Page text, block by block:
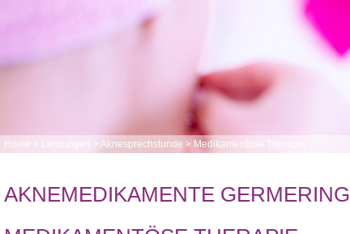
Home Leistungen > Aknesprechstunde > Medikamentöse Therapie
AKNEMEDIKAMENTE GERMERING